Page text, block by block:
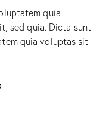
quia
sed quia. Dicta sunt
quia voluptas sit